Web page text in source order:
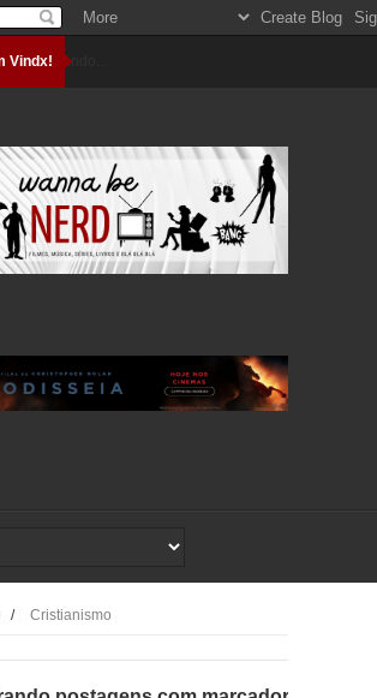
Vindx!
Carregando...
/ Cristianismo